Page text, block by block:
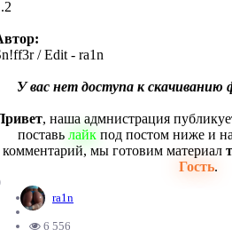
/ Edit - ra1n
У вас нет доступа к скачиванию
, наша адмнистрация
поставь лайкпод постом ниже и
комментарий, мы готовим материал
Гость.
ra1n
6 556